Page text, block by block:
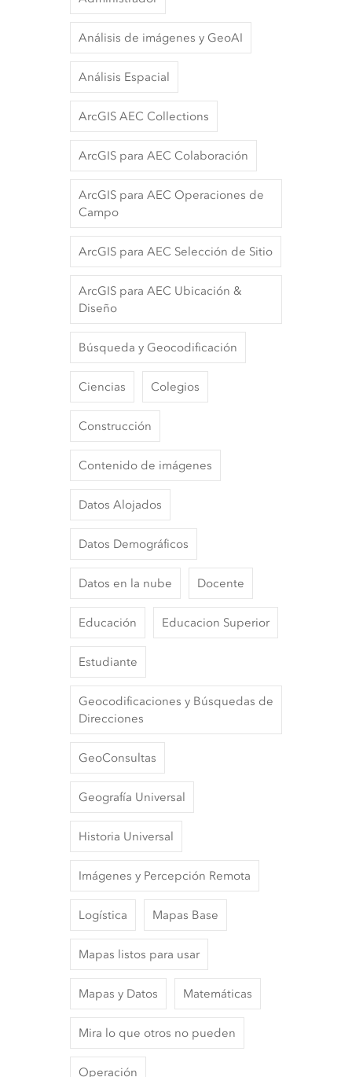
Análisis de imágenes y GeoAI
Análisis Espacial
ArcGIS AEC Collections
ArcGIS para AEC Colaboración
ArcGIS para AEC Operaciones de
Campo
ArcGIS para AEC Selección de Sitio
ArcGIS para AEC Ubicación &
Diseño
Búsqueda y Geocodificación
Ciencias Colegios
Construcción
Contenido de imágenes
Datos Alojados
Datos Demográficos
Datos en la nube Docente
Educación Educacion Superior
Estudiante
Geocodificaciones y Búsquedas de
Direcciones
GeoConsultas
Geografía Universal
Historia Universal
Imágenes y Percepción Remota
Logística Mapas Base
Mapas listos para usar
Mapas y Datos Matemáticas
Mira lo que otros no pueden
Operación